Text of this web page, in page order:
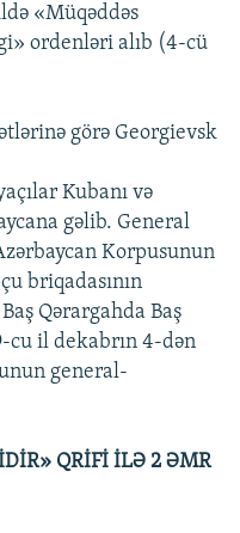
«Müqəddəs
ordenləri alıb (4-cü
görə Georgievsk
Kubanı və
gəlib. General
Korpusunun
briqadasının
Qərargahda Baş
cu il dekabrın 4-dən
general-
QRİFİ İLƏ 2 ƏMR